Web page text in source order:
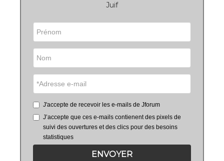
Juif
J'accepte de recevoir les e-mails de Jforum
J’accepte que ces e-mails contienent des pixels de
suivi des ouvertures et des clics pour des besoins
statistiques
ENVOYER